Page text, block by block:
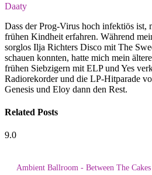
Daaty
Dass der Prog-Virus hoch infektiös ist,
frühen Kindheit erfahren. Während
sorglos Ilja Richters Disco mit The
schauen konnten, hatte mich mein
frühen Siebzigern mit ELP und Yes
Radiorekorder und die LP-Hitparade
Genesis und Eloy dann den Rest.
Related Posts
9.0
Ambient Ballroom - Between The Cakes